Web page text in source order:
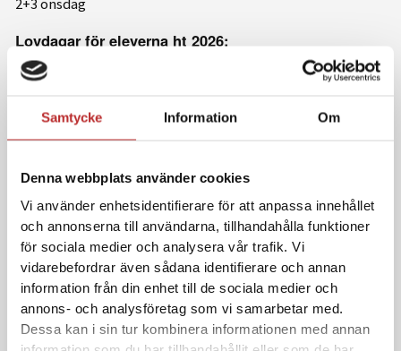
Samtycke Information Om
Denna webbplats använder cookies
Vi använder enhetsidentifierare för att anpassa innehållet
och annonserna till användarna, tillhandahålla funktioner
för sociala medier och analysera vår trafik. Vi
vidarebefordrar även sådana identifierare och annan
information från din enhet till de sociala medier och
annons- och analysföretag som vi samarbetar med.
Dessa kan i sin tur kombinera informationen med annan
2+3 onsdag
Lovdagar för eleverna ht 2026:
Måndag 26 oktober till fredag 30 oktober 2026 – höstlov
Vårterminen 2027
Lovdagar för eleverna vårterminen 2027
Måndag 22 februari till fredag 26 februari 2027 –
sportlov/februarilov
Måndag 29 mars till fredag 2 april 2027 – påsklov
Torsdag 6 maj och fredag 7 maj 2027 – Kristi
Himmelsfärdsdag + klämdag